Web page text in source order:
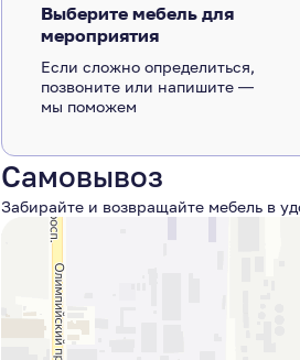
Выберите мебель для
мероприятия
Если сложно определиться,
позвоните или напишите ―
мы поможем
Самовывоз
Забирайте и возвращайте мебель в